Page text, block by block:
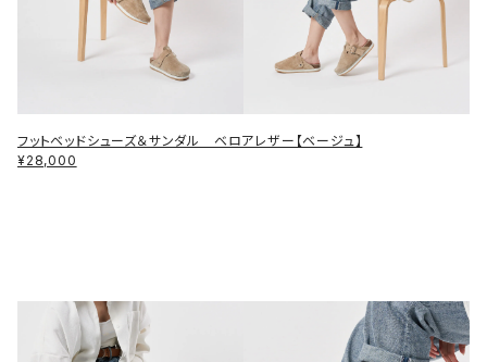
フットベッドシューズ＆サンダル ベロアレザー【ベージュ】
¥28,000